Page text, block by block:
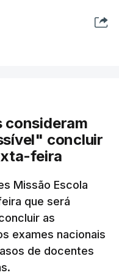
consideram
concluir
feira
Missão Escola
que será
as
exames nacionais
de docentes